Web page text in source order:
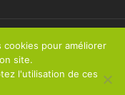
Tous droits
cookies pour améliorer
site.
l'utilisation de ces